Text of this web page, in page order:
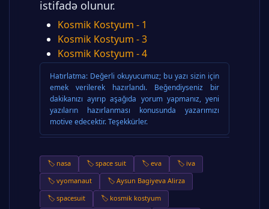
istifadə olunur.
Kosmik Kostyum - 1
Kosmik Kostyum - 3
Kosmik Kostyum - 4
Hatırlatma: Değerli okuyucumuz; bu yazı sizin için
emek verilerek hazırlandı. Beğendiyseniz bir
dakikanızı ayırıp aşağıda yorum yapmanız, yeni
yazıların hazırlanması konusunda yazarımızı
motive edecektir. Teşekkürler.
🏷️ nasa 🏷️ space suit 🏷️ eva
🏷️ iva
🏷️ vyomanaut
🏷️ Aysun Bagiyeva Alirza
🏷️ spacesuit
🏷️ kosmik kostyum